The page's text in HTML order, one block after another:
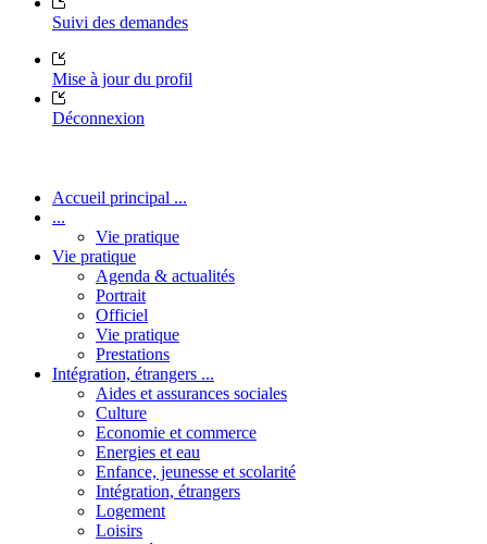
Suivi des demandes
Mise à jour du profil
Déconnexion
Accueil principal ...
...
Vie pratique
Vie pratique
Agenda & actualités
Portrait
Officiel
Vie pratique
Prestations
Intégration, étrangers ...
Aides et assurances sociales
Culture
Economie et commerce
Energies et eau
Enfance, jeunesse et scolarité
Intégration, étrangers
Logement
Loisirs